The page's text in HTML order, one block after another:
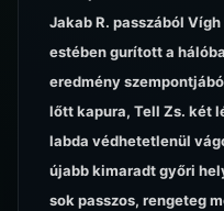
Jakab R. passzából
estében gurított a
eredmény
lőtt kapura, Tell Zs. két
labda védhetetlenül
újabb kimaradt győri
sok passzos, rengeteg